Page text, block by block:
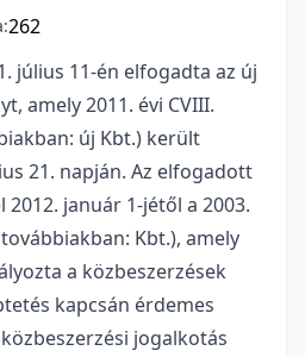
262
július 11-én elfogadta az új
amely 2011. évi CVIII.
új Kbt.) került
21. napján. Az elfogadott
január 1-jétől a 2003.
Kbt.), amely
a közbeszerzések
kapcsán érdemes
jogalkotás